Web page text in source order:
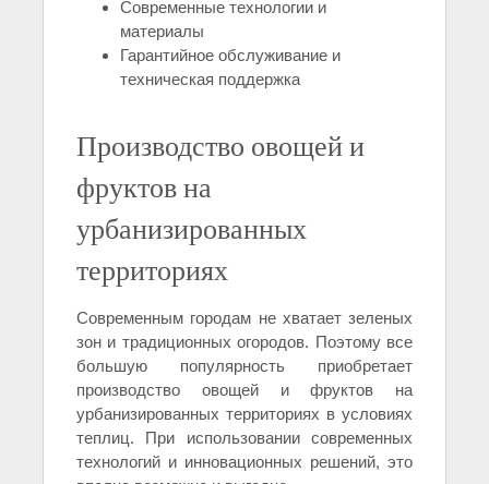
Современные технологии и
материалы
Гарантийное обслуживание и
техническая поддержка
Производство овощей и
фруктов на
урбанизированных
территориях
Современным городам не хватает зеленых
зон и традиционных огородов. Поэтому все
большую популярность приобретает
производство овощей и фруктов на
урбанизированных территориях в условиях
теплиц. При использовании современных
технологий и инновационных решений, это